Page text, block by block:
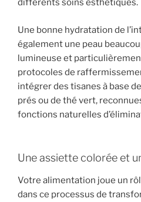
différents soins esthétiques.
Une bonne hydratation de
également une peau
lumineuse et
protocoles de
intégrer des tisanes à base
prés ou de thé vert,
fonctions naturelles
Une assiette colorée et
Votre alimentation joue un
dans ce processus de